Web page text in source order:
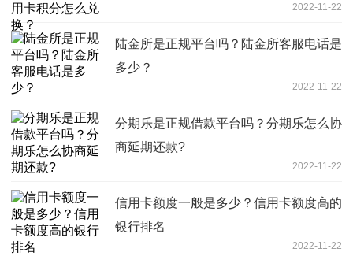
2022-11-22
陆金所是正规平台吗？陆金所客服电话是
多少？
2022-11-22
分期乐是正规借款平台吗？分期乐怎么协
商延期还款?
2022-11-22
信用卡额度一般是多少？信用卡额度高的
银行排名
2022-11-22